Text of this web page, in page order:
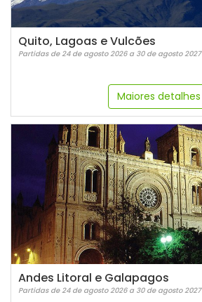
Quito, Lagoas e Vulcões
Partidas de 24 de agosto 2026 a 30 de agosto 2027
Maiores detalhes
Andes Litoral e Galapagos
Partidas de 24 de agosto 2026 a 30 de agosto 2027